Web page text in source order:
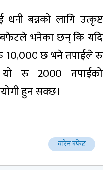
बन्नको लागि उत्कृष्ट
भनेका छन् कि यदि
10,000 छ भने तपाईंले रु
यो रु 2000 तपाईंको
हुन सक्छ।
वारेन बफेट